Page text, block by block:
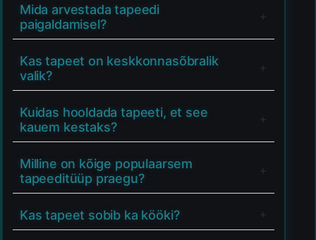
Mida arvestada tapeedi
paigaldamisel?
Kas tapeet on keskkonnasõbralik
valik?
Kuidas hooldada tapeeti, et see
kauem kestaks?
Milline on kõige populaarsem
tapeeditüüp praegu?
Kas tapeet sobib ka kööki?